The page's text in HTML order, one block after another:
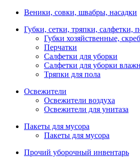
Веники, совки, швабры, насадки
Губки, сетки, тряпки, салфетки,
Губки хозяйственные,
Перчатки
Салфетки для уборки
Салфетки для уборки
Тряпки для пола
Освежители
Освежители воздуха
Освежители для унитаза
Пакеты для мусора
Пакеты для мусора
Прочий уборочный инвентарь